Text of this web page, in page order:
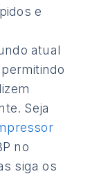
e
atual
Seja
no
siga os